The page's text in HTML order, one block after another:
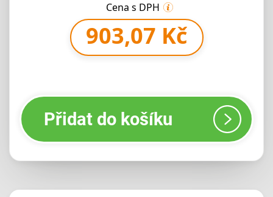
Cena s DPH
903,07 Kč
Přidat do košíku